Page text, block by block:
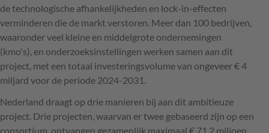
de technologische afhankelijkheden en lock-in-effecten
verminderen die de markt verstoren. Meer dan 100 bedrijven,
waaronder veel kleine en middelgrote ondernemingen
(kmo's), en onderzoeksinstellingen werken samen aan dit
project, met een totaal investeringsvolume van ongeveer € 4
miljard voor de periode 2024-2031.
Nederland draagt op drie manieren bij aan dit ambitieuze
project. Drie projecten, waarvan er twee gebaseerd zijn op een
consortium, ontvangen gezamenlijk maximaal € 71,2 miljoen